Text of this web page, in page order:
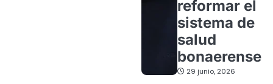
reformar el
sistema de
salud
bonaerense
29 junio, 2026